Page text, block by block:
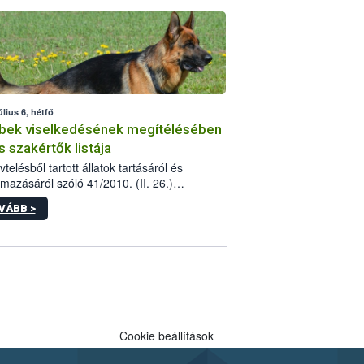
6, hétfő
viselkedésének megítélésében
szakértők listája
tartott állatok tartásáról és
szóló 41/2010. (II. 26.)
szabályozza az eb okozta fizikai
illetve ennek veszélye keletkezésekor
eb tartását és annak engedélyezését.
>
Cookie beállítások